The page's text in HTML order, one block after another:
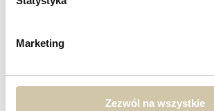
Marketing
Zezwól na wszystkie
ZAREZERWUJ